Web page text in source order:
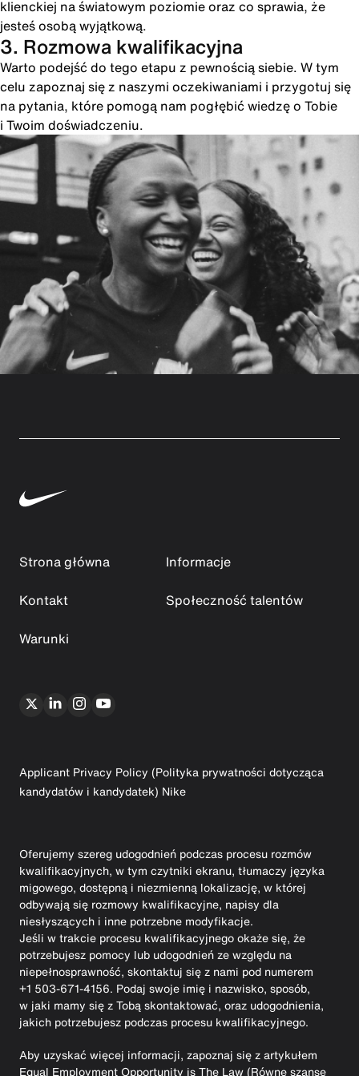
klienckiej na światowym poziomie oraz co sprawia, że
jesteś osobą wyjątkową.
3. Rozmowa kwalifikacyjna
Warto podejść do tego etapu z pewnością siebie. W tym
celu zapoznaj się z naszymi oczekiwaniami i przygotuj się
na pytania, które pomogą nam pogłębić wiedzę o Tobie
i Twoim doświadczeniu.
Strona główna
Informacje
Kontakt
Społeczność talentów
Warunki
Applicant Privacy Policy (Polityka prywatności dotycząca
kandydatów i kandydatek) Nike
Oferujemy szereg udogodnień podczas procesu rozmów
kwalifikacyjnych, w tym czytniki ekranu, tłumaczy języka
migowego, dostępną i niezmienną lokalizację, w której
odbywają się rozmowy kwalifikacyjne, napisy dla
niesłyszących i inne potrzebne modyfikacje.
Jeśli w trakcie procesu kwalifikacyjnego okaże się, że
potrzebujesz pomocy lub udogodnień ze względu na
niepełnosprawność, skontaktuj się z nami pod numerem
+1 503-671-4156. Podaj swoje imię i nazwisko, sposób,
w jaki mamy się z Tobą skontaktować, oraz udogodnienia,
jakich potrzebujesz podczas procesu kwalifikacyjnego.
Aby uzyskać więcej informacji, zapoznaj się z artykułem
Equal Employment Opportunity is The Law (Równe szanse